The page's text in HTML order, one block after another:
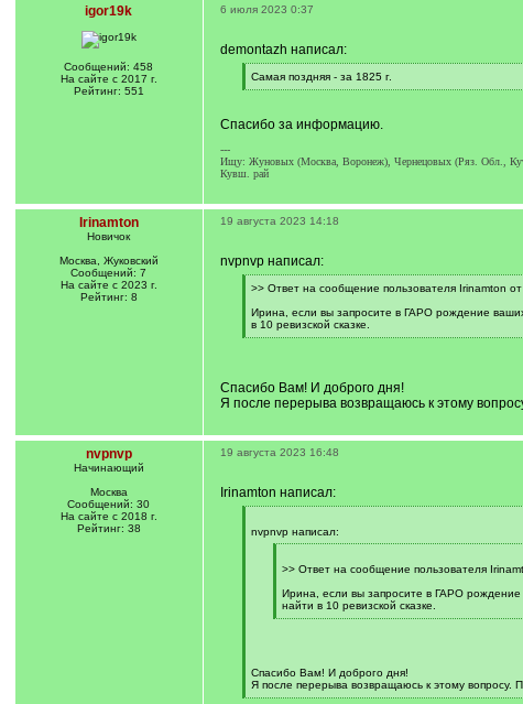
igor19k
Сообщений: 458
На сайте с 2017 г.
Рейтинг: 551
6 июля 2023 0:37
demontazh написал:
[
q
Самая поздняя - за 1825 г.
[
]
Спасибо за информацию.
---
Ищу: Жуновых (Москва, Воронеж), Чернецовых (Ряз. Обл.,
Кувш. рай
Irinamton
Новичок
Москва, Жуковский
Сообщений: 7
На сайте с 2023 г.
Рейтинг: 8
19 августа 2023 14:18
nvpnvp написал:
[
]
>> Ответ на сообщение пользователя Irinamton
Ирина, если вы запросите в ГАРО рождение
в 10 ревизской сказке.
[
Спасибо Вам! И доброго дня!
Я после перерыва возвращаюсь к этому
nvpnvp
Начинающий
Москва
Сообщений: 30
На сайте с 2018 г.
Рейтинг: 38
19 августа 2023 16:48
Irinamton написал:
q
nvpnvp написал:
q
>> Ответ на сообщение пользователя
Ирина, если вы запросите в ГАРО
найти в 10 ревизской сказке.
[
Спасибо Вам! И доброго дня!
Я после перерыва возвращаюсь к этому вопросу.
[